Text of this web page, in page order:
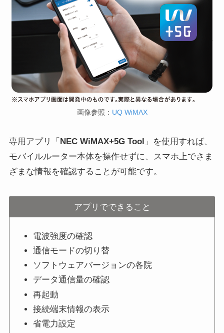
画像参照： UQ WiMAX
専用アプリ「 NEC WiMAX+5G Tool 」を使用すれば、
モバイルルーター本体を操作せずに、スマホ上でさま
ざまな情報を確認することが可能です。
アプリでできること
電波強度の確認
通信モードの切り替
ソフトウェアバージョンの各院
データ通信量の確認
再起動
接続端末情報の表示
省電力設定